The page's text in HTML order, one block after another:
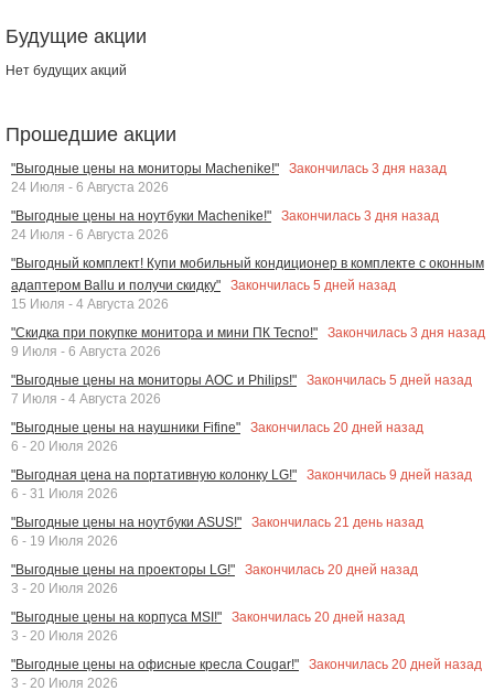
Будущие акции
Нет будущих акций
Прошедшие акции
"Выгодные цены на мониторы Machenike!" Закончилась 3 дня назад
24 Июля - 6 Августа 2026
"Выгодные цены на ноутбуки Machenike!"
Закончилась 3 дня назад
24 Июля - 6 Августа 2026
"Выгодный комплект! Купи мобильный кондиционер в комплекте с оконным
адаптером Ballu и получи скидку"
Закончилась 5 дней назад
15 Июля - 4 Августа 2026
"Скидка при покупке монитора и мини ПК Tecno!"
Закончилась 3 дня назад
9 Июля - 6 Августа 2026
"Выгодные цены на мониторы AOC и Philips!"
Закончилась 5 дней назад
7 Июля - 4 Августа 2026
"Выгодные цены на наушники Fifine"
Закончилась 20 дней назад
6 - 20 Июля 2026
"Выгодная цена на портативную колонку LG!"
Закончилась 9 дней назад
6 - 31 Июля 2026
"Выгодные цены на ноутбуки ASUS!"
Закончилась 21 день назад
6 - 19 Июля 2026
"Выгодные цены на проекторы LG!"
Закончилась 20 дней назад
3 - 20 Июля 2026
"Выгодные цены на корпуса MSI!"
Закончилась 20 дней назад
3 - 20 Июля 2026
"Выгодные цены на офисные кресла Cougar!"
Закончилась 20 дней назад
3 - 20 Июля 2026